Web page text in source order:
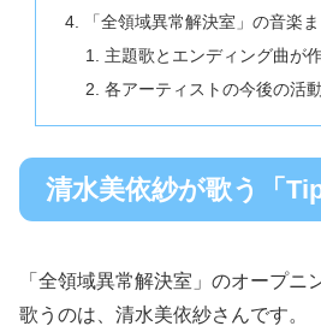
「全領域異常解決室」の音楽
主題歌とエンディング曲が
各アーティストの今後の活
清水美依紗が歌う「
「全領域異常解決室」のオープニ
歌うのは、清水美依紗さんです。